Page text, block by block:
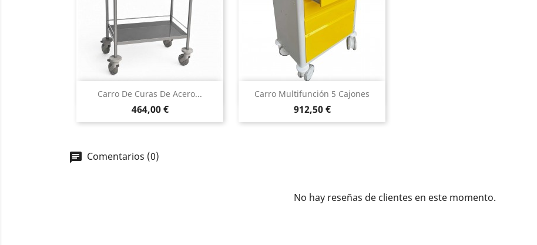
Carro De Curas De Acero...
Precio
464,00 €
Vista rápida Carro Multifunción 5 Cajones
Precio
912,50 €
Vista rápida
Comentarios (0)
No hay reseñas de clientes en este momento.